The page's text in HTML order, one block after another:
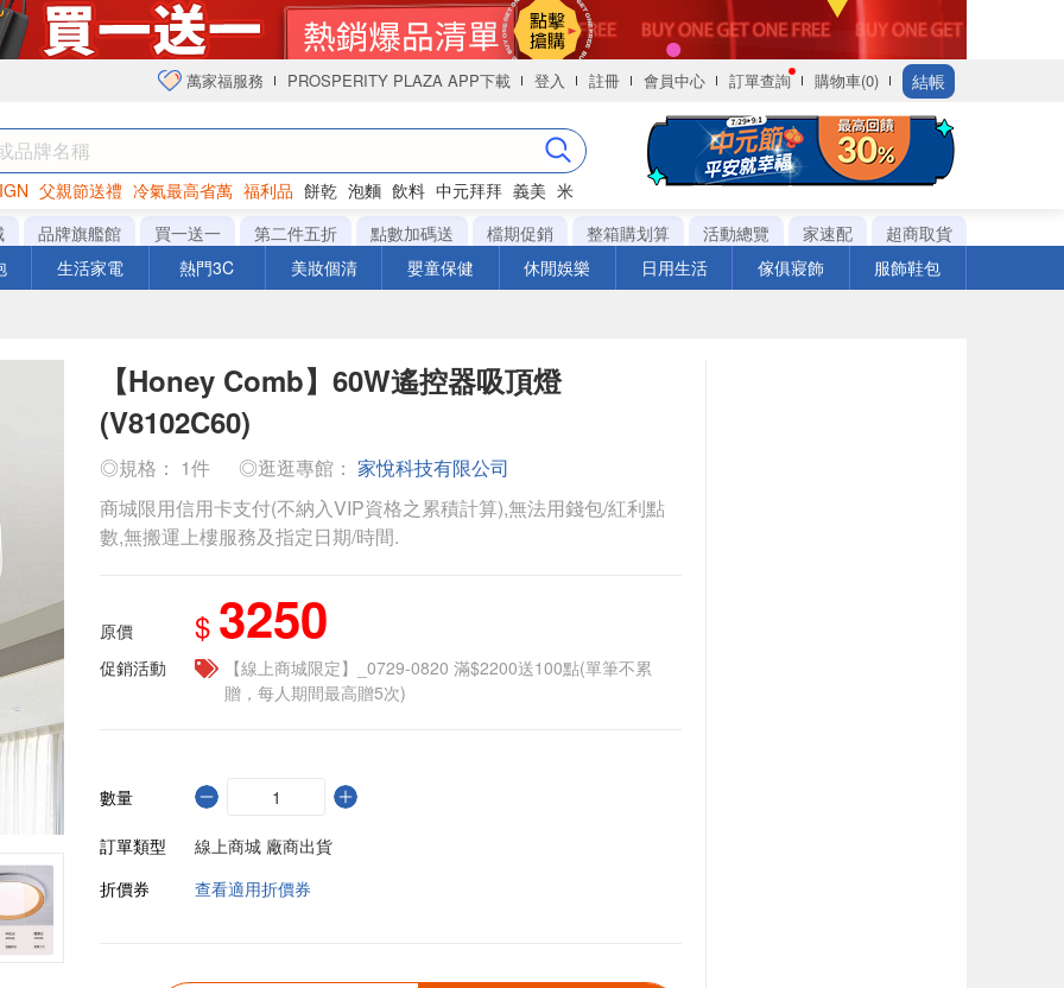
萬家福服務 PROSPERITY PLAZA APP下載 登入 註冊 會員中心 訂單查詢 購物車(0) 結帳
父親節送禮 冷氣最高省萬 福利品 餅乾 泡麵 飲料 中元拜拜 義美 米
衛生紙
品牌旗艦館 買一送一 第二件五折 點數加碼送 檔期促銷 整箱購划算 活動總覽 家速配
超商取貨
生活家電 熱門3C 美妝個清 嬰童保健 休閒娛樂 日用生活 傢俱寢飾 服飾鞋包
【Honey Comb】60W遙控器吸頂燈
(V8102C60)
◎規格： 1件 ◎逛逛專館： 家悅科技有限公司
商城限用信用卡支付(不納入VIP資格之累積計算),無法用錢包/紅利點
數,無搬運上樓服務及指定日期/時間.
原價 $ 3250
促銷活動
【線上商城限定】_0729-0820 滿$2200送100點(單筆不累
贈，每人期間最高贈5次)
數量
訂單類型
線上商城 廠商出貨
折價券
查看適用折價券